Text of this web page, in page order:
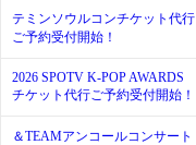
テミンソウルコンチケット代行
ご予約受付開始！
2026 SPOTV K-POP AWARDS
チケット代行ご予約受付開始！
＆TEAMアンコールコンサート